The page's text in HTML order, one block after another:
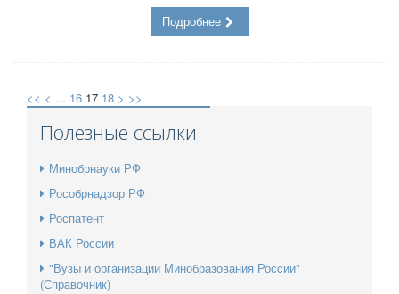
Подробнее
<< < ... 16 17 18 > >>
Полезные ссылки
Минобрнауки РФ
Рособрнадзор РФ
Роспатент
ВАК России
"Вузы и организации Минобразования России"
(Справочник)